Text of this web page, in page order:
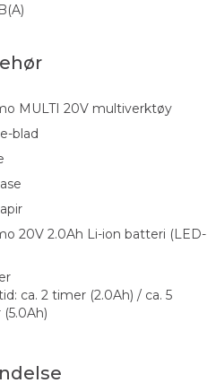
MULTI 20V multiverktøy
blad
20V 2.0Ah Li-ion batteri (LED-
ca. 2 timer (2.0Ah) / ca. 5